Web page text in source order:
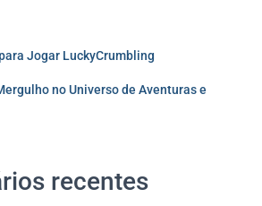
Jogar LuckyCrumbling
no Universo de Aventuras e
recentes